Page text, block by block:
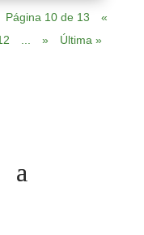
Página 10 de 13
«
» Última »